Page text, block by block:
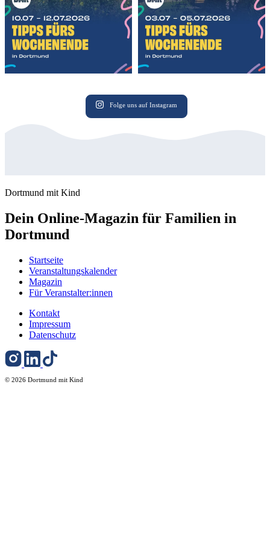
Folge uns auf Instagram
Dortmund mit Kind
Dein Online-Magazin für Familien in
Dortmund
Startseite
Veranstaltungskalender
Magazin
Für Veranstalter:innen
Kontakt
Impressum
Datenschutz
© 2026 Dortmund mit Kind